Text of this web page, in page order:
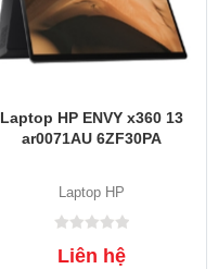
Laptop HP ENVY x360 13
ar0071AU 6ZF30PA
Laptop HP
Liên hệ